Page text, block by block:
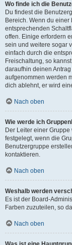
Wo finde ich die
Du findest die
Bereich. Wenn du
entsprechenden
offen. Einige erfordern
sein und weitere sogar
einfach durch die
Freischaltung, so
daraufhin deinen
aufgenommen werden
dich ablehnt, er wird
Nach oben
Wie werde ich
Der Leiter einer
festgelegt, wenn die
Benutzergruppe
kontaktieren.
Nach oben
Weshalb werden
Es ist der Board-
Farben zuzuteilen, so
Nach oben